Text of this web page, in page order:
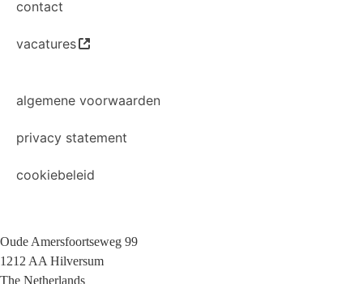
contact
vacatures
algemene voorwaarden
privacy statement
cookiebeleid
Oude Amersfoortseweg 99
1212 AA Hilversum
The Netherlands